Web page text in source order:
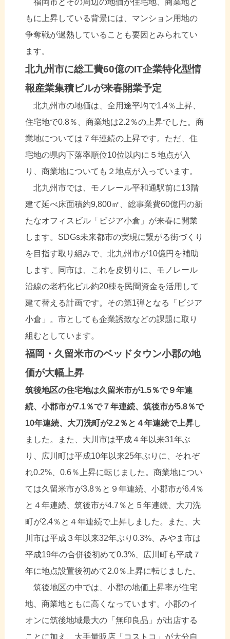
福岡市とその周辺の地価が住宅地、商業地と
もに上昇している背景には、マンション用地の
争奪戦が過熱していることも要因とみられてい
ます。
北九州市に総工費60億のIT企業特化型情
報産業集積ビルが来春開業予定
北九州市の地価は、全用途平均で1.4％上昇、
住宅地で0.8％、商業地は2.2％の上昇でした。商
業地については７年連続の上昇です。ただ、住
宅地の県内下落率順位10位以内に５地点が入
り、商業地についても２地点が入っています。
北九州市では、モノレール平和通駅前に13階
建て延べ床面積約9,800㎡、総事業費60億円の新
たなオフィスビル「ビジア小倉」が来春に開業
します。SDGs未来都市の実現に繋がる街づくり
を目指す取り組みで、北九州市が10億円を補助
します。同市は、これを皮切りに、モノレール
沿線の老朽化ビル約20棟を民間資金を活用して
建て替える計画です。その第1弾となる「ビジア
小倉」。市としても企業誘致などの課題に取り
組むとしています。
福岡・久留米市のベッドタウン小郡の地
価が大幅上昇
筑後地区の住宅地は久留米市が1.5％で９年連
続、小郡市が7.1％で７年連続、筑後市が5.8％で
10年連続、大刀洗町が2.2％と４年連続で上昇し
ました。また、大川市は平成４年以来31年ぶ
り、広川町は平成10年以来25年ぶりに、それぞ
れ0.2%、0.6％上昇に転じました。商業地につい
ては久留米市が3.8％と９年連続、小郡市が6.4％
と４年連続、筑後市が4.7％と５年連続、大刀洗
町が2.4％と４年連続で上昇しました。また、大
川市は平成３年以来32年ぶり0.3%、みやま市は
平成19年の合併後初めて0.3%、広川町も平成７
年に地点設置後初めて2.0％上昇に転じました。
筑後地区の中では、小郡の地価上昇率が住宅
地、商業地ともに高くなっています。小郡のイ
オンに筑後地域最大の「無印良品」が出店する
ことに加え、大手量販店「コストコ」が大分自